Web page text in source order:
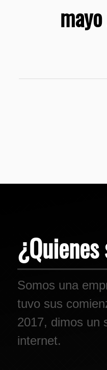
Somos una
tuvo sus
2017, dimos un
internet.